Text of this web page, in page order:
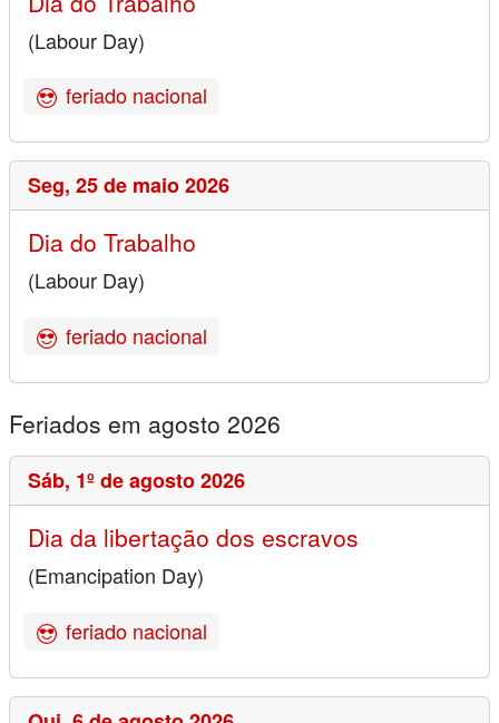
(Labour Day)
feriado nacional
Seg, 25 de maio 2026
Dia do Trabalho
(Labour Day)
feriado nacional
Feriados em agosto 2026
Sáb, 1º de agosto 2026
Dia da libertação dos escravos
(Emancipation Day)
feriado nacional